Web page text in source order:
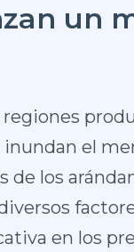
un
el
los
en los